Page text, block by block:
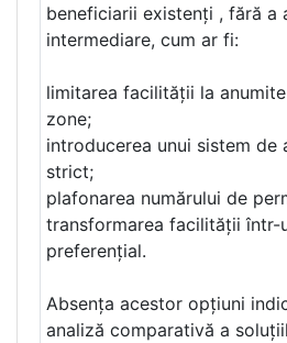
beneficiarii existenți , fără a
intermediare, cum ar fi:
limitarea facilității la
zone;
introducerea unui sistem de
strict;
plafonarea numărului de
transformarea facilității într-
preferențial.
Absența acestor opțiuni
analiză comparativă a